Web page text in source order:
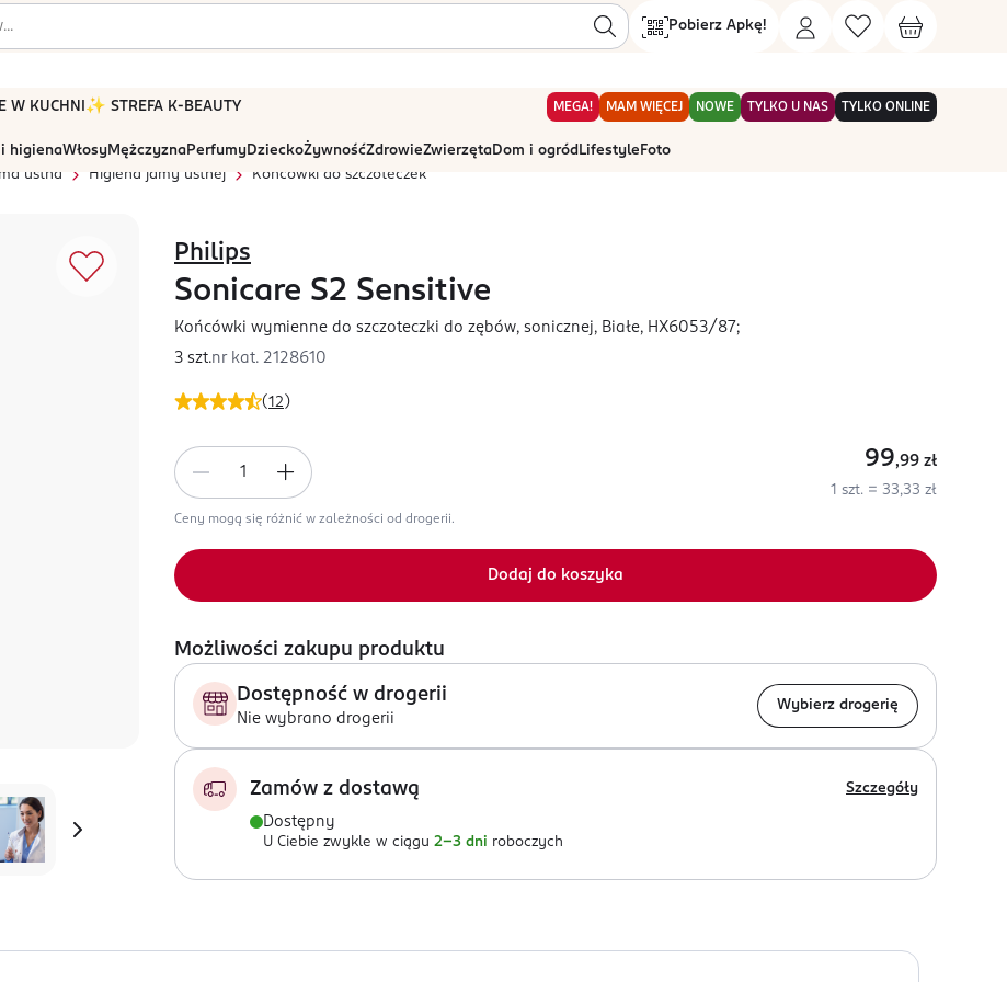
Pobierz Apkę!
W KUCHNI ✨ STREFA K-BEAUTY MEGA! MAM WIĘCEJ NOWE TYLKO U NAS TYLKO ONLINE
higienaWłosyMężczyznaPerfumyDzieckoŻywnośćZdrowieZwierzętaDom i ogród Lifestyle Foto
ustna Higiena jamy ustnej Końcówki do szczoteczek
(12 )
Philips
Sonicare S2 Sensitive
Końcówki wymienne do szczoteczki do zębów, sonicznej, Białe, HX6053/87;
3 szt.nr kat. 2128610
99,99 zł
1 szt. = 33,33 zł
Ceny mogą się różnić w zależności od drogerii.
Dodaj do koszyka
Możliwości zakupu produktu
Dostępność w drogerii
Nie wybrano drogerii
Wybierz drogerię
Zamów z dostawą Szczegóły
Dostępny
U Ciebie zwykle w ciągu 2-3 dni roboczych